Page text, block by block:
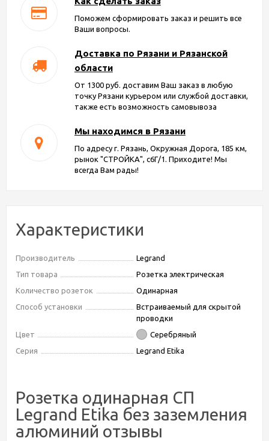
Поможем сформировать заказ и решить все
Ваши вопросы.
Доставка по Рязани и Рязанской
области
От 1300 руб. доставим Ваш заказ в любую
точку Рязани курьером или службой доставки,
также есть возможность самовывоза
Мы находимся в Рязани
По адресу г. Рязань, Окружная Дорога, 185 км,
рынок "СТРОЙКА", с6Г/1. Приходите! Мы
всегда Вам рады!
Характеристики
Производитель
Legrand
Тип товара
Розетка электрическая
Количество розеток
Одинарная
Способ установки
Встраиваемый для скрытой
проводки
Цвет
Серебряный
Серия
Legrand Etika
Розетка одинарная СП
Legrand Etika без заземления
алюминий отзывы